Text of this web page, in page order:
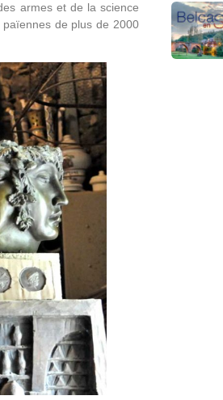
armes et de la science
de plus de 2000